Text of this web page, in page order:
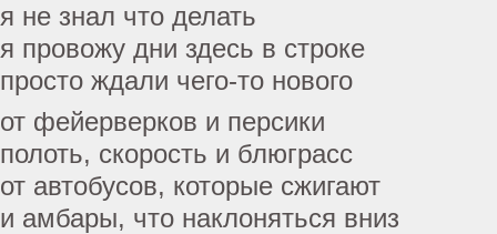
я не знал что делать
я провожу дни здесь в строке
просто ждали чего-то нового
от фейерверков и персики
полоть, скорость и блюграсс
от автобусов, которые сжигают
и амбары, что наклоняться вниз